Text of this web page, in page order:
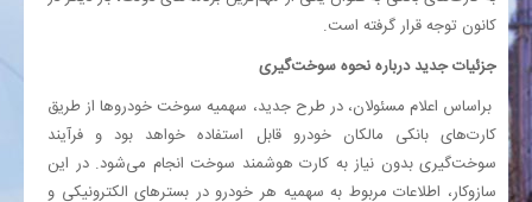
کانون توجه قرار گرفته است.
جزئیات جدید درباره نحوه سوخت‌گیری
براساس اعلام مسئولان، در طرح جدید، سهمیه سوخت خودروها از طریق
کارت‌های بانکی مالکان خودرو قابل استفاده خواهد بود و فرآیند
سوخت‌گیری بدون نیاز به کارت هوشمند سوخت انجام می‌شود. در این
سازوکار، اطلاعات مربوط به سهمیه هر خودرو در بسترهای الکترونیکی و